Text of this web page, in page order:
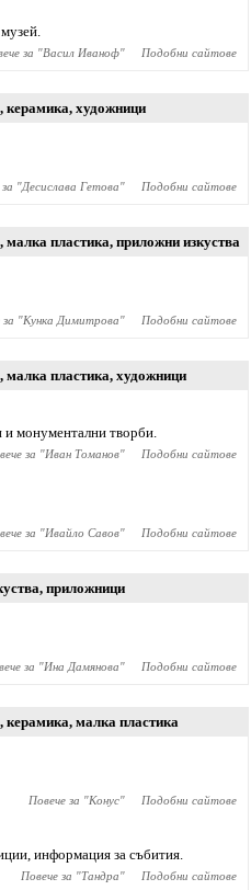
за "Васил Иваноф" Подобни сайтове
, керамика, художници
за "Десислава Гетова" Подобни сайтове
, малка пластика, приложни изкуства
за "Кунка Димитрова" Подобни сайтове
, малка пластика, художници
и монументални творби.
за "Иван Томанов" Подобни сайтове
за "Ивайло Савов" Подобни сайтове
, приложници
за "Ина Дамянова" Подобни сайтове
, керамика, малка пластика
Повече за "Конус" Подобни сайтове
информация за събития.
Повече за "Тандра" Подобни сайтове